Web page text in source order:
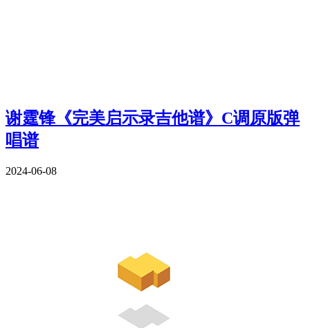
谢霆锋《完美启示录吉他谱》C调原版弹
唱谱
2024-06-08